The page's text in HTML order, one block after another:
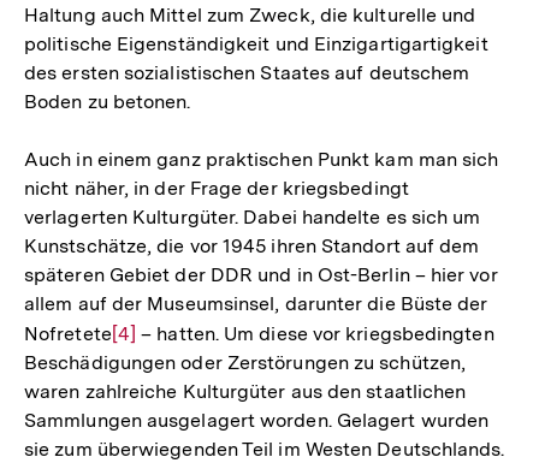
Haltung auch Mittel zum Zweck, die kulturelle und
politische Eigenständigkeit und Einzigartigartigkeit
des ersten sozialistischen Staates auf deutschem
Boden zu betonen.
Auch in einem ganz praktischen Punkt kam man sich
nicht näher, in der Frage der kriegsbedingt
verlagerten Kulturgüter. Dabei handelte es sich um
Kunstschätze, die vor 1945 ihren Standort auf dem
späteren Gebiet der DDR und in Ost-Berlin – hier vor
allem auf der Museumsinsel, darunter die Büste der
Nofretete Zur
Auflösung
der
Fußnote
[4] – hatten. Um diese vor kriegsbedingten
Beschädigungen oder Zerstörungen zu schützen,
waren zahlreiche Kulturgüter aus den staatlichen
Sammlungen ausgelagert worden. Gelagert wurden
sie zum überwiegenden Teil im Westen Deutschlands.